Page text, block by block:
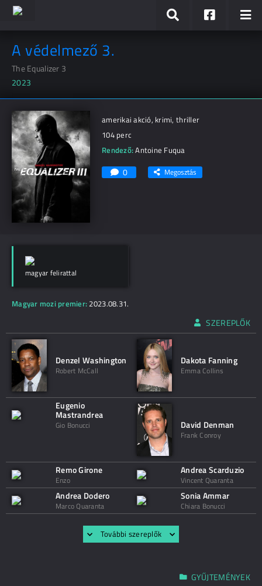
A védelmező 3.
The Equalizer 3
2023
amerikai akció, krimi, thriller
104 perc
Rendező:Antoine Fuqua
0 Megosztás
magyar felirattal
Magyar mozi premier: 2023.08.31.
SZEREPLŐK
Denzel Washington
Robert McCall
Dakota Fanning
Emma Collins
Eugenio
Mastrandrea
Gio Bonucci David Denman
Frank Conroy
Remo Girone
Enzo
Andrea Scarduzio
Vincent Quaranta
Andrea Dodero
Marco Quaranta
Sonia Ammar
Chiara Bonucci
További szereplők
GYŰJTEMÉNYEK